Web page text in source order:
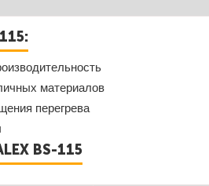
материалов
перегрева
BS-115